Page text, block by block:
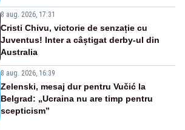
8 aug. 2026, 17:31
Cristi Chivu, victorie de senzație cu
Juventus! Inter a câștigat derby-ul din
Australia
8 aug. 2026, 16:39
Zelenski, mesaj dur pentru Vučić la
Belgrad: „Ucraina nu are timp pentru
scepticism”